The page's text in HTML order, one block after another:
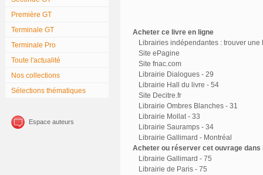
Première GT
Terminale GT
Terminale Pro
Toute l'actualité
Nos collections
Sélections thématiques
Espace auteurs
Acheter ce livre en ligne
Librairies indépendantes : trouver une
Site ePagine
Site fnac.com
Librairie Dialogues - 29
Librairie Hall du livre - 54
Site Decitre.fr
Librairie Ombres Blanches - 31
Librairie Mollat - 33
Librairie Sauramps - 34
Librairie Gallimard - Montréal
Acheter ou réserver cet ouvrage
Librairie Gallimard - 75
Librairie de Paris - 75